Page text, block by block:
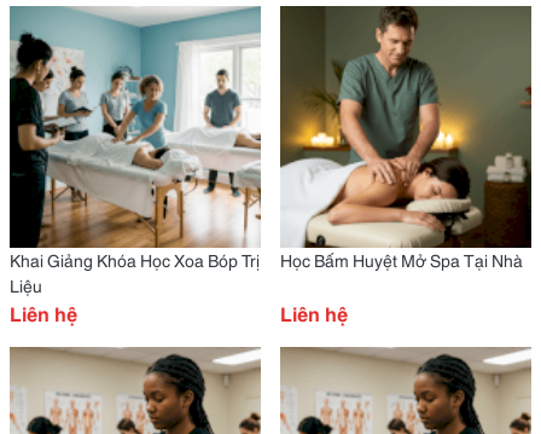
Khai Giảng Khóa Học Xoa Bóp Trị
Liệu
Liên hệ
Học Bấm Huyệt Mở Spa Tại Nhà
Liên hệ